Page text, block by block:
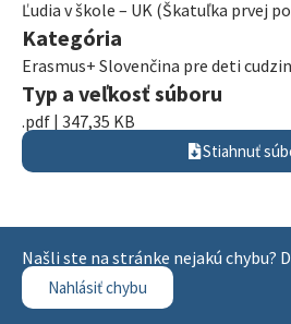
Ľudia v škole – UK (Škatuľka prvej
Kategória
Erasmus+ Slovenčina pre deti
Typ a veľkosť súboru
.pdf | 347,35 KB
Stiahnuť
Našli ste na stránke nejakú chybu?
Nahlásiť chybu